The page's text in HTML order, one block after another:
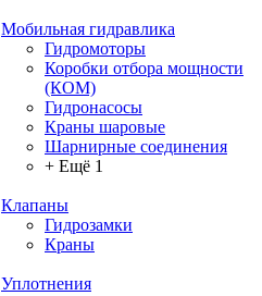
Мобильная гидравлика
Гидромоторы
Коробки отбора мощности
(КОМ)
Гидронасосы
Краны шаровые
Шарнирные соединения
+ Ещё 1
Клапаны
Гидрозамки
Краны
Уплотнения